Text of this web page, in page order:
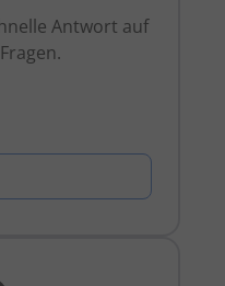
Antwort auf